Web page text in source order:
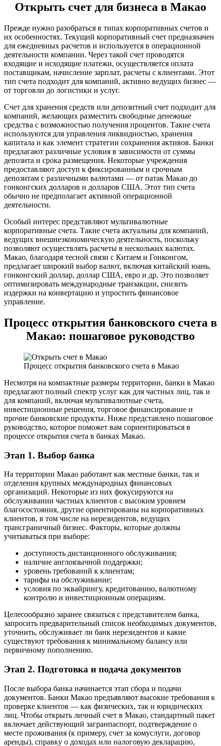
Открыть счет для бизнеса в Макао
Прежде нужно разобраться в типах корпоративных счетов и
их особенностях. Текущий корпоративный счет предназначен
для ежедневных расчетов и используется в операционной
деятельности компании. Через такой счет проводятся
входящие и исходящие платежи, осуществляется оплата
поставщикам, начисление зарплат, расчеты с клиентами. Этот
тип счета подходит для компаний, активно ведущих бизнес —
от торговли до логистики и услуг.
Счет для хранения средств или депозитный счет подходит для
компаний, желающих разместить свободные денежные
средства с возможностью получения процентов. Такие счета
используются для управления ликвидностью, хранения
капитала и как элемент стратегии сохранения активов. Банки
предлагают различные условия в зависимости от суммы
депозита и срока размещения. Некоторые учреждения
предоставляют доступ к фиксированным и срочным
депозитам с различными валютами — от патак Макао до
гонконгских долларов и долларов США. Этот тип счета
обычно не предполагает активной операционной
деятельности.
Особый интерес представляют мультивалютные
корпоративные счета. Такие счета актуальны для компаний,
ведущих внешнеэкономическую деятельность, поскольку
позволяют осуществлять расчеты в нескольких валютах.
Макао, благодаря тесной связи с Китаем и Гонконгом,
предлагает широкий выбор валют, включая китайский юань,
гонконгский доллар, доллар США, евро и др. Это позволяет
оптимизировать международные транзакции, снизить
издержки на конвертацию и упростить финансовое
управление.
Процесс открытия банковского счета в
Макао: пошаговое руководство
Процесс открытия банковского счета в Макао
Несмотря на компактные размеры территории, банки в Макао
предлагают полный спектр услуг как для частных лиц, так и
для компаний, включая мультивалютные счета,
инвестиционные решения, торговое финансирование и
прочие банковские продукты. Ниже представлено пошаговое
руководство, которое поможет вам сориентироваться в
процессе открытия счета в банках Макао.
Этап 1. Выбор банка
На территории Макао работают как местные банки, так и
отделения крупных международных финансовых
организаций. Некоторые из них фокусируются на
обслуживании частных клиентов с высоким уровнем
благосостояния, другие ориентированы на корпоративных
клиентов, в том числе на нерезидентов, ведущих
трансграничный бизнес. Факторы, которые должны
учитываться при выборе:
доступность дистанционного обслуживания;
наличие англоязычной поддержки;
уровень требований к клиентам;
тарифы на обслуживание;
условия по эквайрингу, кредитованию, валютному
контролю и инвестиционным операциям.
Целесообразно заранее связаться с представителем банка,
запросить предварительный список необходимых документов,
уточнить, обслуживает ли банк нерезидентов и какие
существуют требования к минимальному балансу или
первичному пополнению.
Этап 2. Подготовка и подача документов
После выбора банка начинается этап сбора и подачи
документов. Банки Макао предъявляют высокие требования к
проверке клиентов — как физических, так и юридических
лиц. Чтобы открыть личный счет в Макао, стандартный пакет
включает действующий загранпаспорт, подтверждение о
месте проживания (к примеру, счет за комуслуги, договор
аренды), справку о доходах или налоговую декларацию,